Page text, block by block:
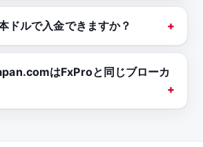
ドルで入金できますか？
はFxProと同じブローカ